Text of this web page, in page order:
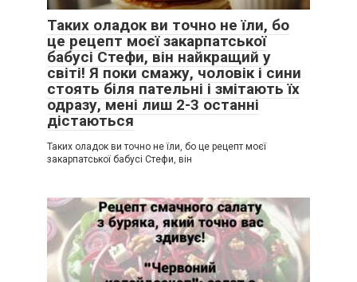
Таких оладок ви точно не їли, бо
це рецепт моєї закарпатської
бабусі Стефи, він найкращий у
світі! Я поки смажу, чоловік і сини
стоять біля пательні і змітають їх
одразу, мені лиш 2-3 останні
дістаються
Таких оладок ви точно не їли, бо це рецепт моєї
закарпатської бабусі Стефи, він